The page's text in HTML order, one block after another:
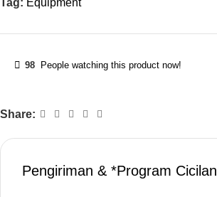
Tag: Equipment
98 People watching this product now!
Share:
Pengiriman & *Program Cicilan